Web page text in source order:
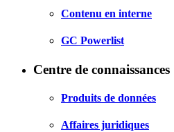
Contenu en interne
GC Powerlist
Centre de connaissances
Produits de données
Affaires juridiques